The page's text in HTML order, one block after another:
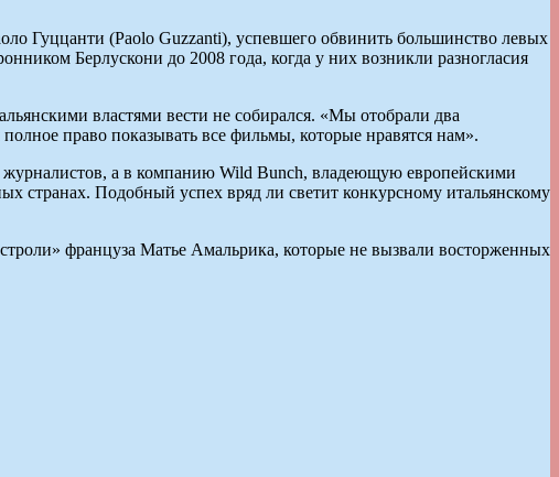
Гуццанти (Paolo Guzzanti), успевшего обвинить большинство левых
Берлускони до 2008 года, когда у них возникли разногласия
властями вести не собирался. «Мы отобрали два
право показывать все фильмы, которые нравятся нам».
а в компанию Wild Bunch, владеющую европейскими
странах. Подобный успех вряд ли светит конкурсному итальянскому
француза Матье Амальрика, которые не вызвали восторженных